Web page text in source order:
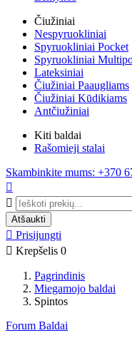
Čiužiniai
Nespyruokliniai
Spyruokliniai Pocket
Spyruokliniai
Lateksiniai
Čiužiniai Paaugliams
Čiužiniai Kūdikiams
Antčiužiniai
Kiti baldai
Rašomieji stalai
Skambinkite mums: +370


Atšaukti
 Prisijungti
 Krepšelis 0
Pagrindinis
Miegamojo baldai
Spintos
Forum Baldai